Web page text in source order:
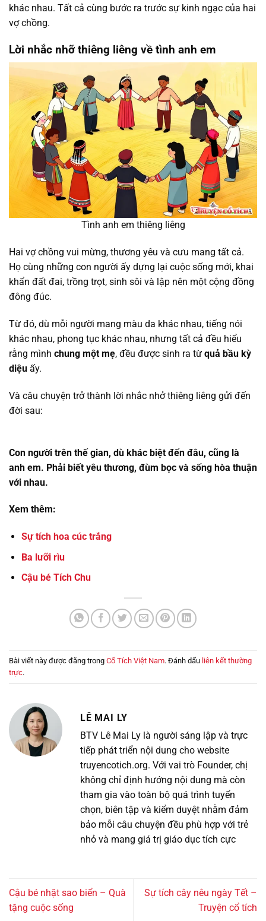
khác nhau. Tất cả cùng bước ra trước sự kinh ngạc của hai
vợ chồng.
Lời nhắc nhỡ thiêng liêng về tình anh em
Tình anh em thiêng liêng
Hai vợ chồng vui mừng, thương yêu và cưu mang tất cả.
Họ cùng những con người ấy dựng lại cuộc sống mới, khai
khẩn đất đai, trồng trọt, sinh sôi và lập nên một cộng đồng
đông đúc.
Từ đó, dù mỗi người mang màu da khác nhau, tiếng nói
khác nhau, phong tục khác nhau, nhưng tất cả đều hiểu
rằng mình chung một mẹ, đều được sinh ra từ quả bầu kỳ
diệu ấy.
Và câu chuyện trở thành lời nhắc nhở thiêng liêng gửi đến
đời sau:
Con người trên thế gian, dù khác biệt đến đâu, cũng là
anh em. Phải biết yêu thương, đùm bọc và sống hòa thuận
với nhau.
Xem thêm:
Sự tích hoa cúc trắng
Ba lưỡi rìu
Cậu bé Tích Chu
Bài viết này được đăng trong Cổ Tích Việt Nam. Đánh dấu liên kết thường
trực.
LÊ MAI LY
BTV Lê Mai Ly là người sáng lập và trực
tiếp phát triển nội dung cho website
truyencotich.org. Với vai trò Founder, chị
không chỉ định hướng nội dung mà còn
tham gia vào toàn bộ quá trình tuyển
chọn, biên tập và kiểm duyệt nhằm đảm
bảo mỗi câu chuyện đều phù hợp với trẻ
nhỏ và mang giá trị giáo dục tích cực
Cậu bé nhặt sao biển – Quà
tặng cuộc sống
Sự tích cây nêu ngày Tết –
Truyện cổ tích